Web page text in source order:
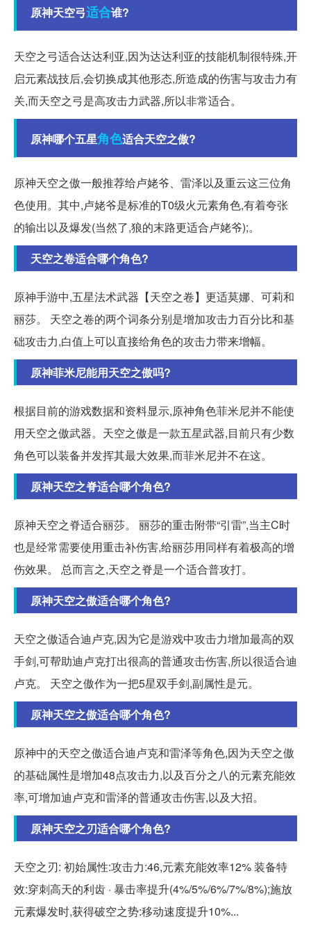
原神天空弓适合谁?
天空之弓适合达达利亚,因为达达利亚的技能机制很特殊,开
启元素战技后,会切换成其他形态,所造成的伤害与攻击力有
关,而天空之弓是高攻击力武器,所以非常适合。
原神哪个五星角色适合天空之傲?
原神天空之傲一般推荐给卢姥爷、雷泽以及重云这三位角
色使用。其中,卢姥爷是标准的T0级火元素角色,有着夸张
的输出以及爆发(当然了,狼的末路更适合卢姥爷);。
天空之卷适合哪个角色?
原神手游中,五星法术武器【天空之卷】更适莫娜、可莉和
丽莎。 天空之卷的两个词条分别是增加攻击力百分比和基
础攻击力,白值上可以直接给角色的攻击力带来增幅。
原神菲米尼能用天空之傲吗?
根据目前的游戏数据和资料显示,原神角色菲米尼并不能使
用天空之傲武器。天空之傲是一款五星武器,目前只有少数
角色可以装备并发挥其最大效果,而菲米尼并不在这。
原神天空之脊适合哪个角色?
原神天空之脊适合丽莎。 丽莎的重击附带“引雷”,当主C时
也是经常需要使用重击补伤害,给丽莎用同样有着极高的增
伤效果。 总而言之,天空之脊是一个适合普攻打。
原神天空之傲适合哪个角色?
天空之傲适合迪卢克,因为它是游戏中攻击力增加最高的双
手剑,可帮助迪卢克打出很高的普通攻击伤害,所以很适合迪
卢克。 天空之傲作为一把5星双手剑,副属性是元。
原神天空之傲适合哪个角色?
原神中的天空之傲适合迪卢克和雷泽等角色,因为天空之傲
的基础属性是增加48点攻击力,以及百分之八的元素充能效
率,可增加迪卢克和雷泽的普通攻击伤害,以及大招。
原神天空之刃适合哪个角色?
天空之刃: 初始属性:攻击力:46,元素充能效率12% 装备特
效:穿刺高天的利齿 · 暴击率提升(4%/5%/6%/7%/8%);施放
元素爆发时,获得破空之势:移动速度提升10%...